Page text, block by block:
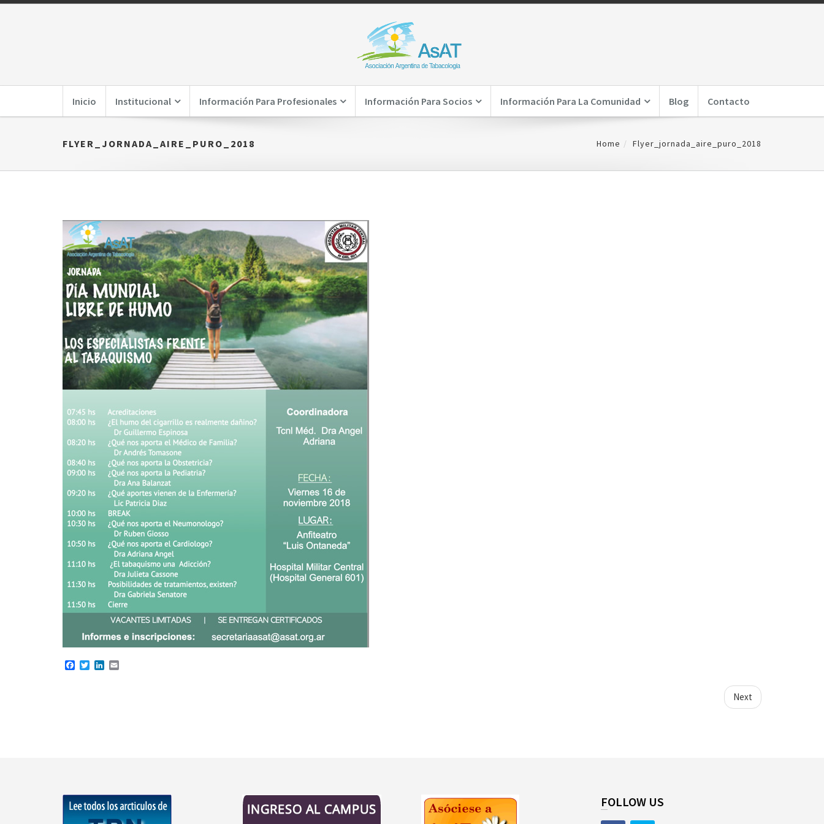
Inicio Institucional Información Para Profesionales Información Para Socios Información Para La Comunidad Blog Contacto
FLYER_JORNADA_AIRE_PURO_2018 Home Flyer_jornada_aire_puro_2018
Facebook
TwitterLinkedIn
Next
FOLLOW US